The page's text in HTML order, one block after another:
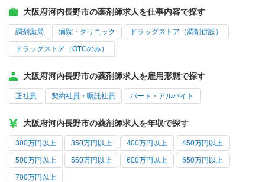
大阪府河内長野市の薬剤師求人を仕事内容で探す
調剤薬局 病院・クリニック ドラッグストア（調剤併設）
ドラッグストア（OTCのみ）
大阪府河内長野市の薬剤師求人を雇用形態で探す
正社員 契約社員・嘱託社員 パート・アルバイト
大阪府河内長野市の薬剤師求人を年収で探す
300万円以上 350万円以上 400万円以上 450万円以上
500万円以上 550万円以上 600万円以上 650万円以上
700万円以上